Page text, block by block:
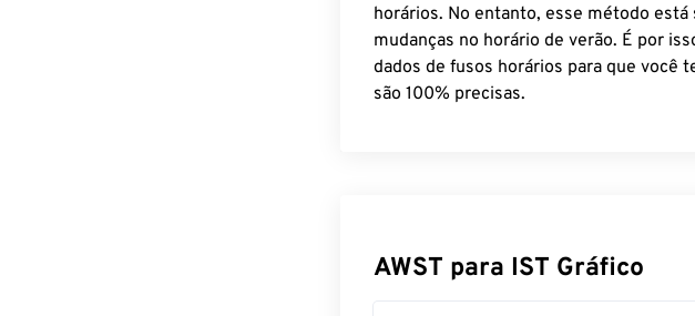
horários. No entanto, esse método
mudanças no horário de verão. É por
dados de fusos horários para que você
são 100% precisas.
AWST para IST Gráfico